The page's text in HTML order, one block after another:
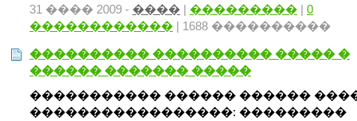
31 ���� 2009 - ���� | ��������� | 0
������������ | 1688 ����������
���������� ���������� ����� �
������ ������� �����
����������� ������ ������
�����������������: ���������